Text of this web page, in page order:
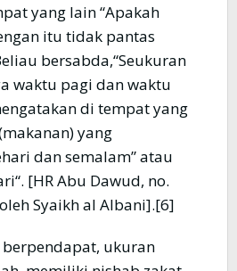
yang lain “Apakah
itu tidak pantas
bersabda,“Seukuran
waktu pagi dan waktu
di tempat yang
yang
dan semalam” atau
[HR Abu Dawud, no.
Syaikh al Albani].[6]
ukuran